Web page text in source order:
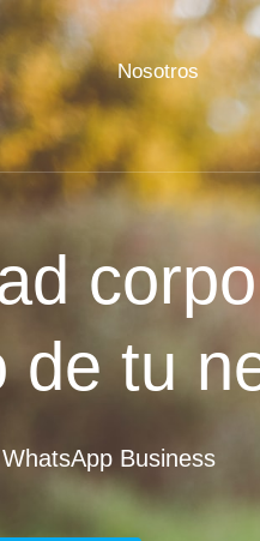
Nosotros
de tu
Business